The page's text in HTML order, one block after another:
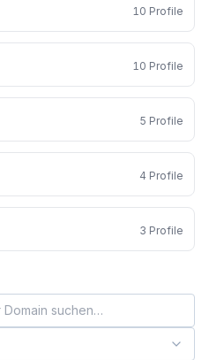
10 Profile
10 Profile
5 Profile
4 Profile
3 Profile